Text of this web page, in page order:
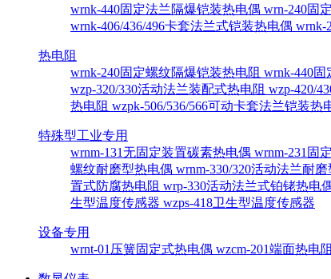
wrnk-440固定法兰隔爆铠装热电偶 wrn-240固
wrnk-406/436/496卡套法兰式铠装热电偶 wrnk-
热电阻
wrnk-240固定螺纹隔爆铠装热电阻 wrnk-440固
wzp-320/330活动法兰装配式热电阻 wzp-420/
热电阻 wzpk-506/536/566可动卡套法兰铠装热
特殊型工业专用
wrnm-131无固定装置碳素热电偶 wrnm-231固
螺纹耐磨型热电偶 wrnm-330/320活动法兰耐
置式防腐热电阻 wrp-330活动法兰式铂铑热电
生型温度传感器 wzps-418卫生型温度传感器
设备专用
wrnt-01压簧固定式热电偶 wzcm-201端面热电阻